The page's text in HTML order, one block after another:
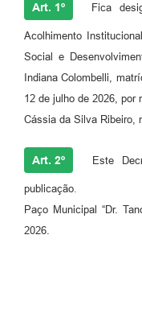
Art. 1º Fica
Acolhimento
Social e
Indiana Colombelli,
12 de julho de 2026, por
Cássia da Silva Ribeiro,
Art. 2º Este
publicação.
Paço Municipal “Dr.
2026.